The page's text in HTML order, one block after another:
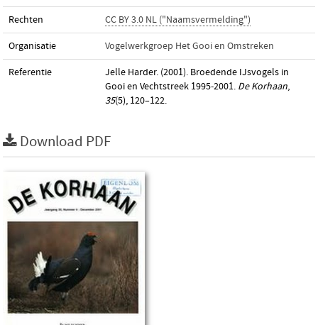
Rechten CC BY 3.0 NL ("Naamsvermelding")
Organisatie Vogelwerkgroep Het Gooi en Omstreken
Referentie
Jelle Harder. (2001). Broedende IJsvogels in
Gooi en Vechtstreek 1995-2001. De Korhaan,
35(5), 120–122.
Download PDF